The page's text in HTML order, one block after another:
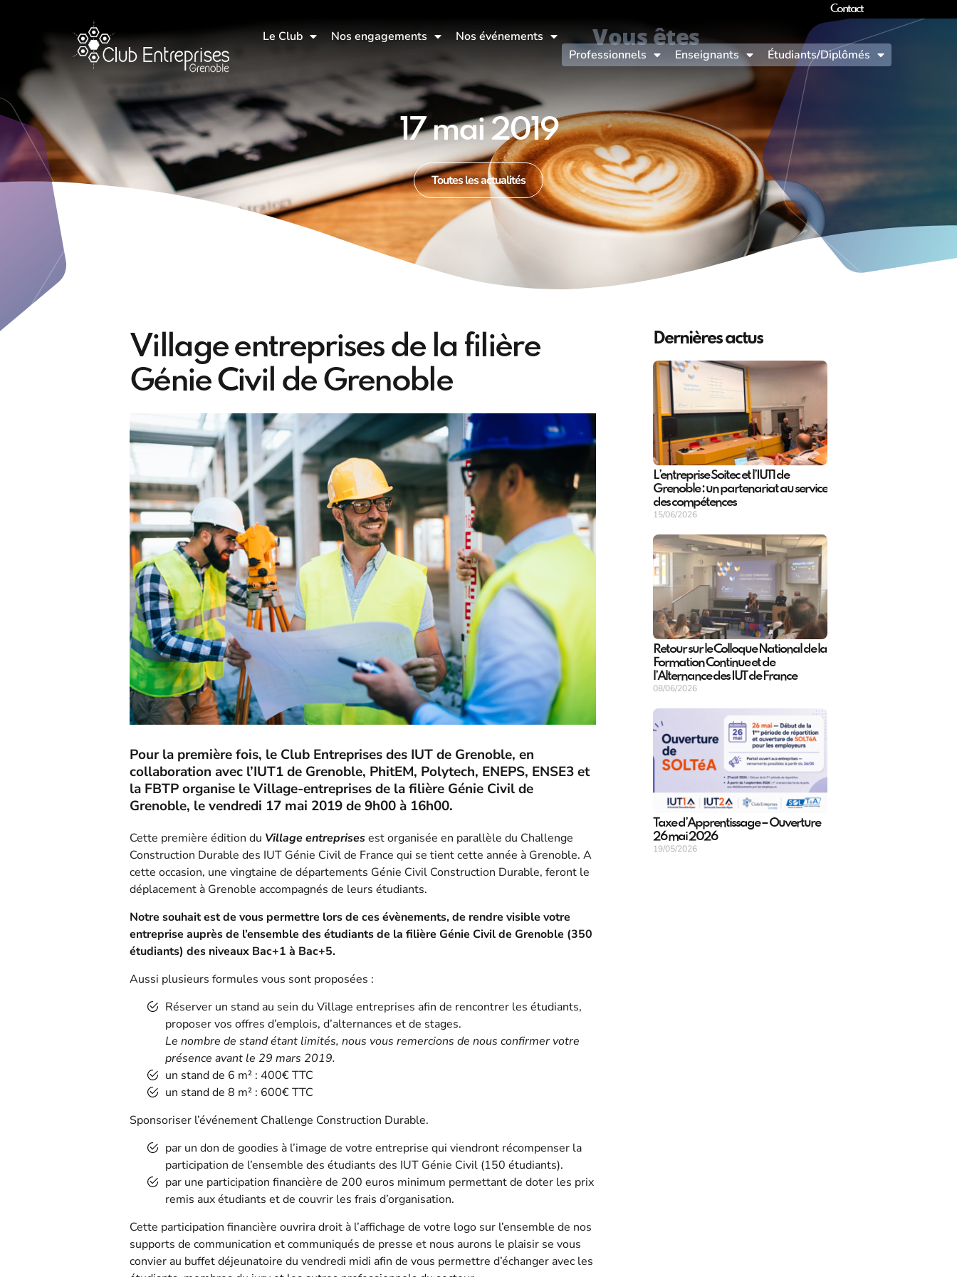
Contact
Vous êtes
Le Club Nos engagements
Nos événements
Professionnels
Enseignants Étudiants/Diplômés
17 mai 2019
Toutes les actualités
Village entreprises de la filière
Génie Civil de Grenoble
Pour la première fois, le Club Entreprises des IUT de Grenoble, en
collaboration avec l’IUT1 de Grenoble, PhitEM, Polytech, ENEPS, ENSE3 et
la FBTP organise le Village-entreprises de la filière Génie Civil de
Grenoble, le vendredi 17 mai 2019 de 9h00 à 16h00.
Cette première édition du Village entreprises est organisée en parallèle du Challenge
Construction Durable des IUT Génie Civil de France qui se tient cette année à Grenoble. A
cette occasion, une vingtaine de départements Génie Civil Construction Durable, feront le
déplacement à Grenoble accompagnés de leurs étudiants.
Notre souhait est de vous permettre lors de ces évènements, de rendre visible votre
entreprise auprès de l’ensemble des étudiants de la filière Génie Civil de Grenoble (350
étudiants) des niveaux Bac+1 à Bac+5.
Aussi plusieurs formules vous sont proposées :
Réserver un stand au sein du Village entreprises afin de rencontrer les étudiants,
proposer vos offres d’emplois, d’alternances et de stages.
Le nombre de stand étant limités, nous vous remercions de nous confirmer votre
présence avant le 29 mars 2019.
un stand de 6 m² : 400€ TTC
un stand de 8 m² : 600€ TTC
Sponsoriser l’événement Challenge Construction Durable.
par un don de goodies à l’image de votre entreprise qui viendront récompenser la
participation de l’ensemble des étudiants des IUT Génie Civil (150 étudiants).
par une participation financière de 200 euros minimum permettant de doter les prix
remis aux étudiants et de couvrir les frais d’organisation.
Cette participation financière ouvrira droit à l’affichage de votre logo sur l’ensemble de nos
supports de communication et communiqués de presse et nous aurons le plaisir se vous
convier au buffet déjeunatoire du vendredi midi afin de vous permettre d’échanger avec les
Dernières actus
L’entreprise Soitec et l’IUT1 de
Grenoble : un partenariat au service
des compétences
15/06/2026
Retour sur le Colloque National de la
Formation Continue et de
l’Alternance des IUT de France
08/06/2026
Taxe d’Apprentissage – Ouverture
26 mai 2026
19/05/2026